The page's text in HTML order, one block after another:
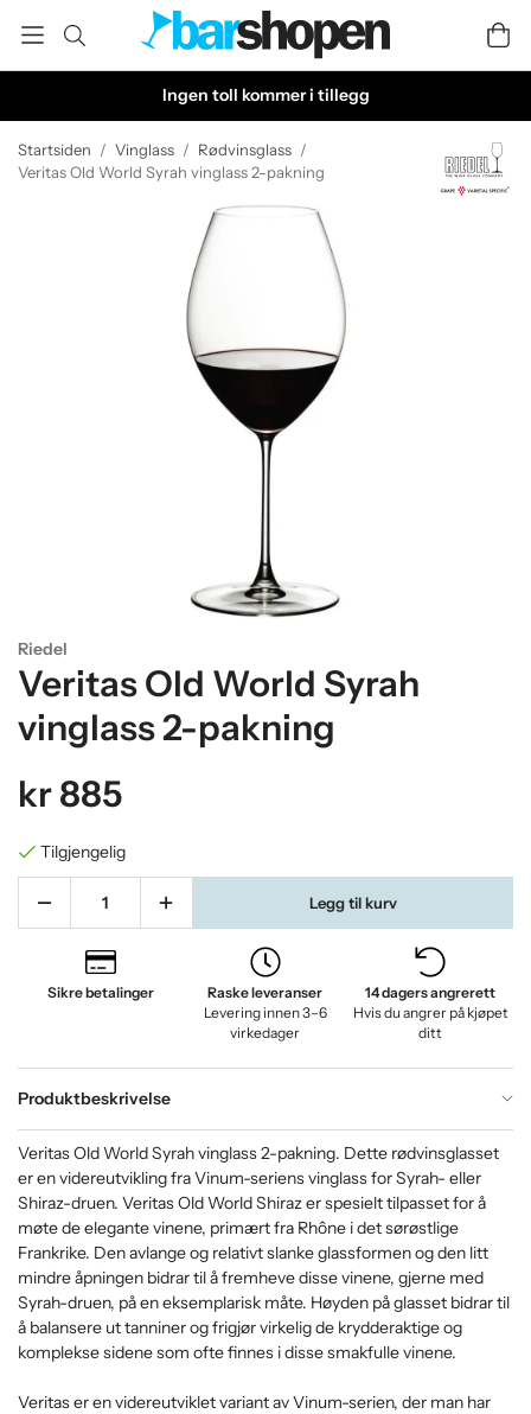
Ingen toll kommer i tillegg
Startsiden / Vinglass / Rødvinsglass /
Veritas Old World Syrah vinglass 2-pakning
Riedel
Veritas Old World Syrah
vinglass 2-pakning
kr 885
Tilgjengelig
Legg til kurv
Sikre betalinger
Raske leveranser
Levering innen 3–6
virkedager
14 dagers angrerett
Hvis du angrer på kjøpet
ditt
Produktbeskrivelse
Veritas Old World Syrah vinglass 2-pakning. Dette rødvinsglasset
er en videreutvikling fra Vinum-seriens vinglass for Syrah- eller
Shiraz-druen. Veritas Old World Shiraz er spesielt tilpasset for å
møte de elegante vinene, primært fra Rhône i det sørøstlige
Frankrike. Den avlange og relativt slanke glassformen og den litt
mindre åpningen bidrar til å fremheve disse vinene, gjerne med
Syrah-druen, på en eksemplarisk måte. Høyden på glasset bidrar til
å balansere ut tanniner og frigjør virkelig de krydderaktige og
komplekse sidene som ofte finnes i disse smakfulle vinene.
Veritas er en videreutviklet variant av Vinum-serien, der man har